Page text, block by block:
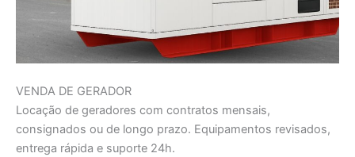
VENDA DE GERADOR
Locação de geradores com contratos mensais,
consignados ou de longo prazo. Equipamentos revisados,
entrega rápida e suporte 24h.